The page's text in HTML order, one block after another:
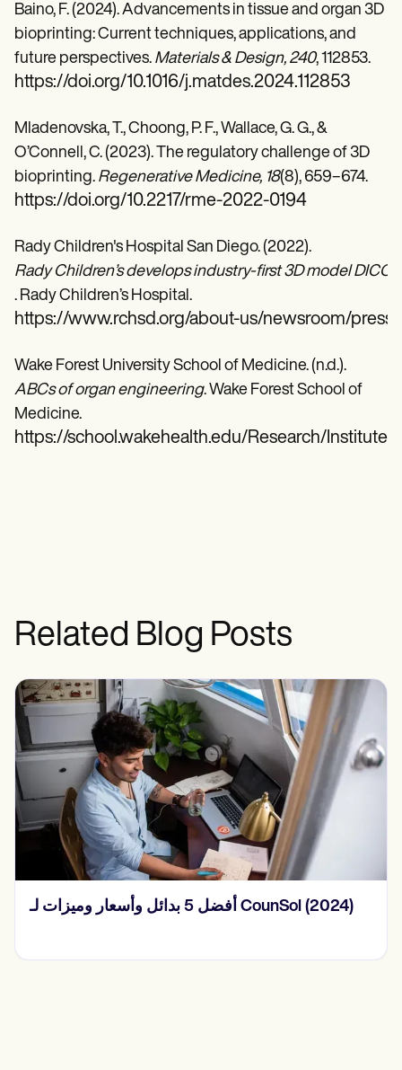
Baino, F. (2024). Advancements in tissue and organ 3D
bioprinting: Current techniques, applications, and
future perspectives. Materials & Design, 240, 112853.
https://doi.org/10.1016/j.matdes.2024.112853
Mladenovska, T., Choong, P. F., Wallace, G. G., &
O’Connell, C. (2023). The regulatory challenge of 3D
bioprinting. Regenerative Medicine, 18(8), 659–674.
https://doi.org/10.2217/rme-2022-0194
Rady Children's Hospital San Diego. (2022).
Rady Children’s develops industry-first 3D model
. Rady Children’s Hospital.
https://www.rchsd.org/about-us/newsroom/
Wake Forest University School of Medicine. (n.d.).
ABCs of organ engineering. Wake Forest School of
Medicine.
https://school.wakehealth.edu/Research/
Related Blog Posts
أفضل 5 بدائل وأسعار وميزات لـ CounSol (2024)